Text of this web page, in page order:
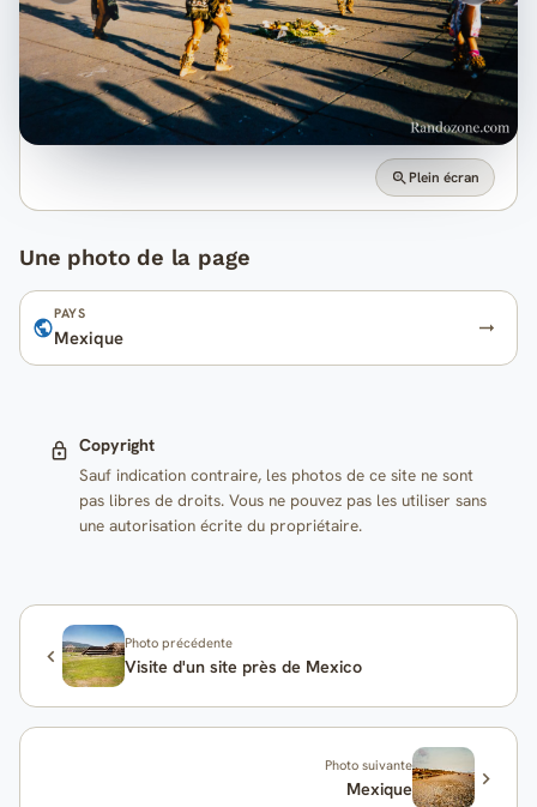
Plein écran
Une photo de la page
PAYS
Mexique
Copyright
Sauf indication contraire, les photos de ce site ne sont
pas libres de droits. Vous ne pouvez pas les utiliser sans
une autorisation écrite du propriétaire.
Photo précédente
Visite d'un site près de Mexico
Photo suivante
Mexique